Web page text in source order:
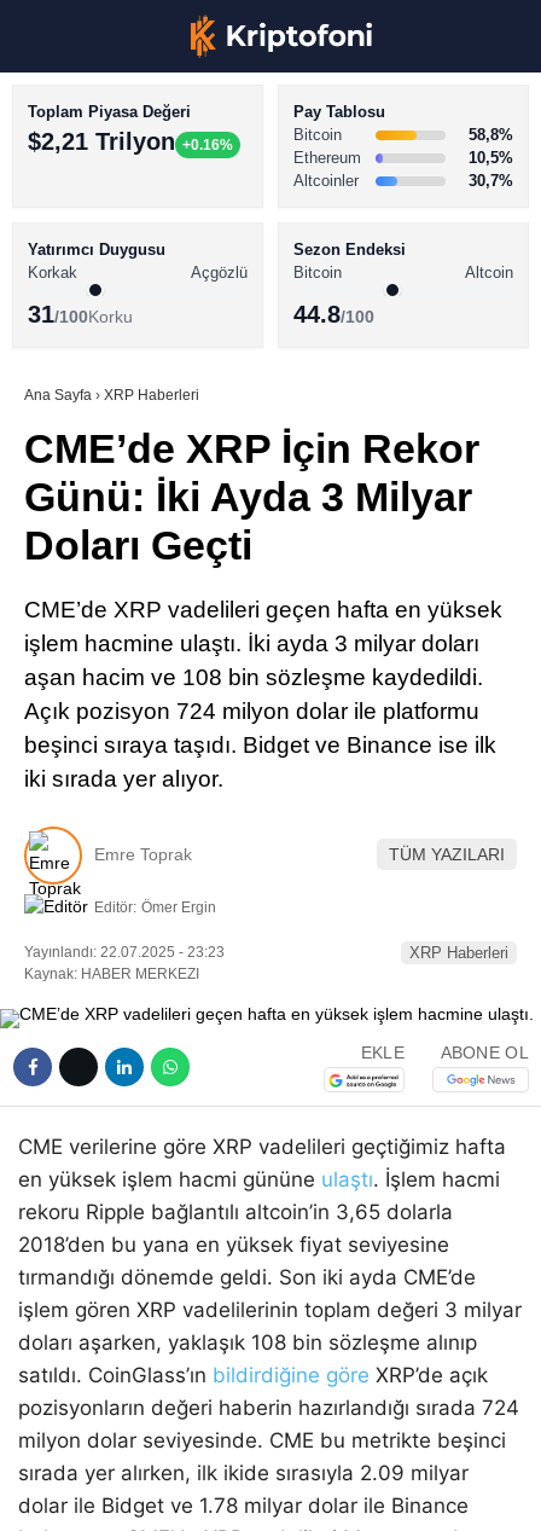
Youtube
TikTok
LinkedIn
Telegram
BİTCOİN HABERLERİ
ALTCOİN HABERLERİ
SÖZLÜK
Toplam Piyasa Değeri
$2,21 Trilyon +0.16%
Pay Tablosu
Bitcoin
58,8%
Ethereum
10,5%
Altcoinler
30,7%
Yatırımcı Duygusu
Korkak
Açgözlü
31/100Korku
Sezon Endeksi
Bitcoin
Altcoin
44.8/100
Ana Sayfa › XRP Haberleri
CME’de XRP İçin Rekor
Günü: İki Ayda 3 Milyar
Doları Geçti
CME’de XRP vadelileri geçen hafta en yüksek
işlem hacmine ulaştı. İki ayda 3 milyar doları
aşan hacim ve 108 bin sözleşme kaydedildi.
Açık pozisyon 724 milyon dolar ile platformu
beşinci sıraya taşıdı. Bidget ve Binance ise ilk
iki sırada yer alıyor.
Emre Toprak TÜM YAZILARI
Editör: Ömer Ergin
Yayınlandı: 22.07.2025 - 23:23
Kaynak: HABER MERKEZI
XRP Haberleri
EKLE ABONE OL
CME verilerine göre XRP vadelileri geçtiğimiz hafta
en yüksek işlem hacmi gününe ulaştı. İşlem hacmi
rekoru Ripple bağlantılı altcoin’in 3,65 dolarla
2018’den bu yana en yüksek fiyat seviyesine
tırmandığı dönemde geldi. Son iki ayda CME’de
işlem gören XRP vadelilerinin toplam değeri 3 milyar
doları aşarken, yaklaşık 108 bin sözleşme alınıp
satıldı. CoinGlass’ın bildirdiğine göre XRP’de açık
pozisyonların değeri haberin hazırlandığı sırada 724
milyon dolar seviyesinde. CME bu metrikte beşinci
sırada yer alırken, ilk ikide sırasıyla 2.09 milyar
dolar ile Bidget ve 1.78 milyar dolar ile Binance